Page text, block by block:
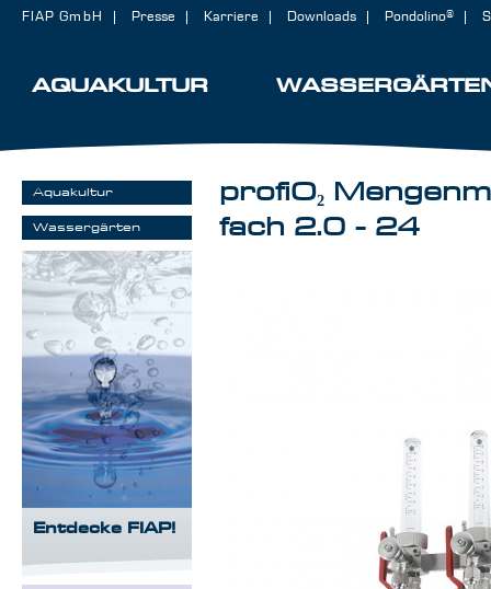
AQUAKULTUR
FIAP GmbH Presse Karriere Downloads Pondolino®
profiO₂
fach 2.0 - 24
Aquakultur
Wassergärten
Entdecke FIAP!